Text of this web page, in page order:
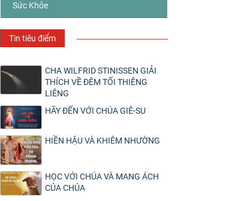
Sức Khỏe
Tin tiêu điểm
CHA WILFRID STINISSEN GIẢI
THÍCH VỀ ĐÊM TỐI THIÊNG
LIÊNG
HÃY ĐẾN VỚI CHÚA GIÊ-SU
HIỀN HẬU VÀ KHIÊM NHƯỜNG
HỌC VỚI CHÚA VÀ MANG ÁCH
CỦA CHÚA